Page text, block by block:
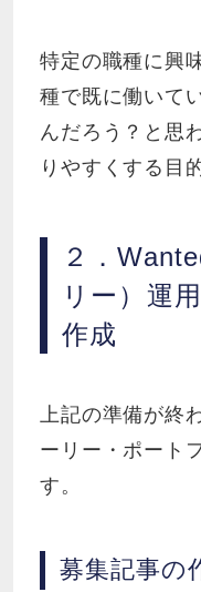
特定の職種に興
種で既に働いて
んだろう？と思
りやすくする目
２．
リー）運
作成
上記の準備が終
ーリー・ポート
す。
募集記事の